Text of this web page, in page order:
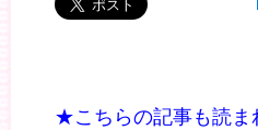
★こちらの記事も読